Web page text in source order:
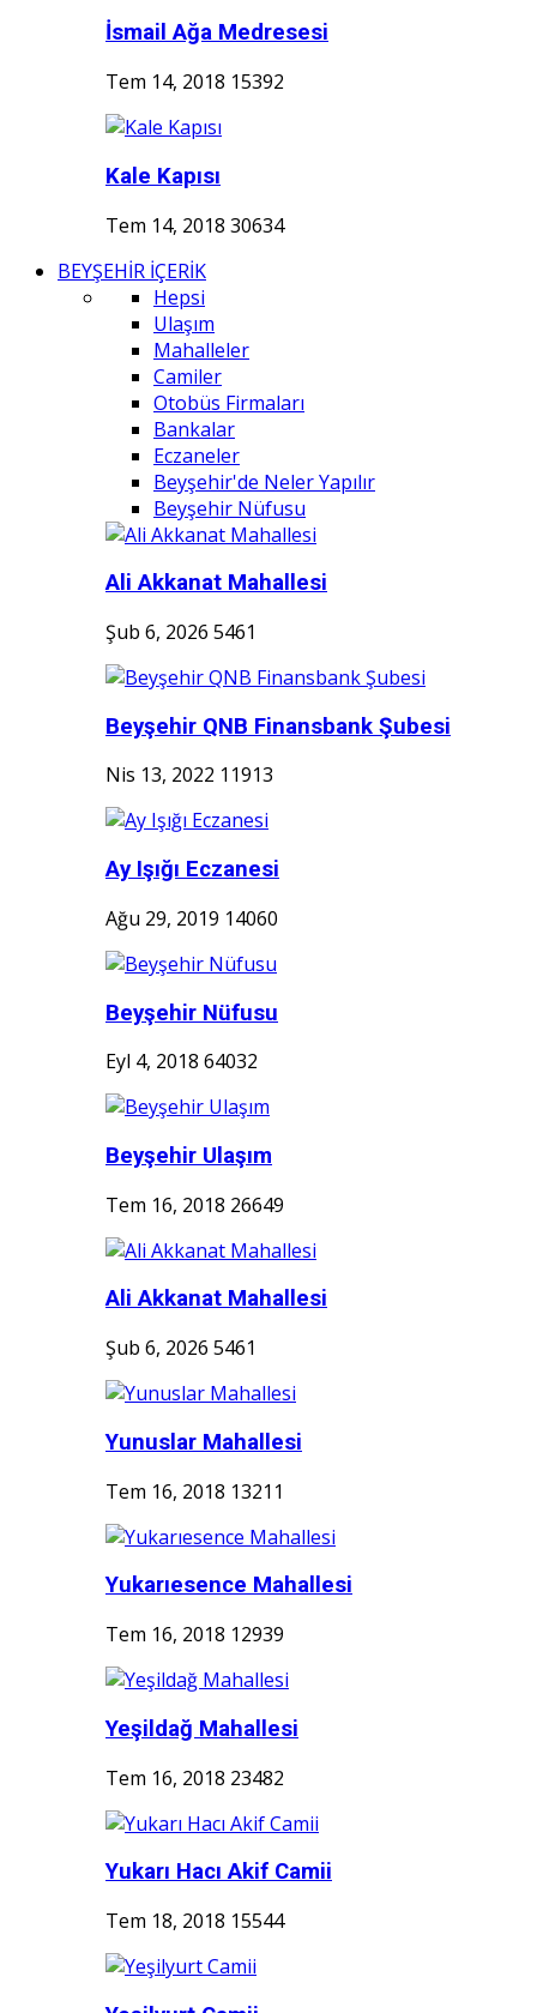
İsmail Ağa Medresesi
Tem 14, 2018 15392
Kale Kapısı
Tem 14, 2018 30634
BEYŞEHİR İÇERİK
Hepsi
Ulaşım
Mahalleler
Camiler
Otobüs Firmaları
Bankalar
Eczaneler
Beyşehir'de Neler Yapılır
Beyşehir Nüfusu
Ali Akkanat Mahallesi
Şub 6, 2026 5461
Beyşehir QNB Finansbank Şubesi
Nis 13, 2022 11913
Ay Işığı Eczanesi
Ağu 29, 2019 14060
Beyşehir Nüfusu
Eyl 4, 2018 64032
Beyşehir Ulaşım
Tem 16, 2018 26649
Ali Akkanat Mahallesi
Şub 6, 2026 5461
Yunuslar Mahallesi
Tem 16, 2018 13211
Yukarıesence Mahallesi
Tem 16, 2018 12939
Yeşildağ Mahallesi
Tem 16, 2018 23482
Yukarı Hacı Akif Camii
Tem 18, 2018 15544